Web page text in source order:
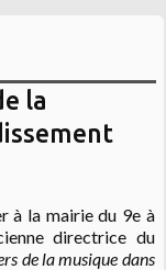
la
à la mairie du 9e à
directrice du
de la musique dans